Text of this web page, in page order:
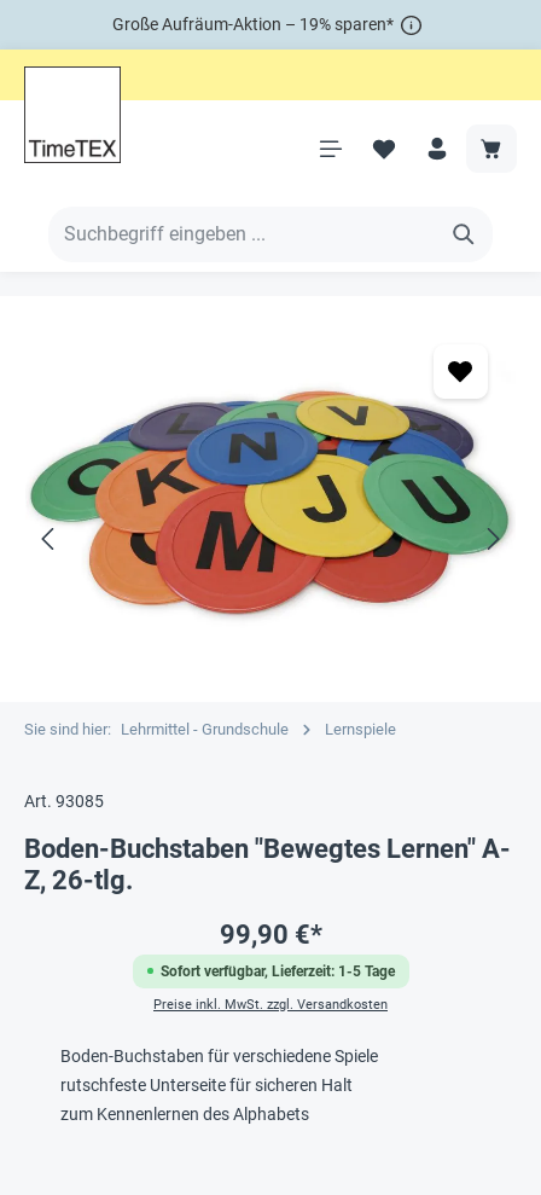
Große Aufräum-Aktion – 19% sparen*
Sie sind hier: Lehrmittel - Grundschule Lernspiele
Art. 93085
Boden-Buchstaben "Bewegtes Lernen" A-
Z, 26-tlg.
Sofort verfügbar, Lieferzeit: 1-5 Tage
99,90 €*
Preise inkl. MwSt. zzgl. Versandkosten
Boden-Buchstaben für verschiedene Spiele
rutschfeste Unterseite für sicheren Halt
zum Kennenlernen des Alphabets